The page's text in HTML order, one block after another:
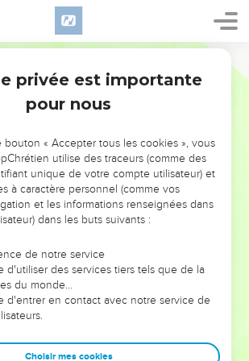
PAS L’ÉVÉNEMENT
DE L’ANNÉE !
POUVAIENT VOUS ÉVITER LES
VOTRES ?
Mais on voit moins les doutes, les erreurs
qu'ils ont traversés, alors même que ce
elles qui les ont façonnés.
leaders, entrepreneurs, et responsables
avec plus de sagesse afin que leurs erreurs
privée est importante
pour nous
bouton « Accepter tous les cookies », vous
utilise des traceurs (comme des
unique de votre compte utilisateur) et
à caractère personnel (comme vos
et les informations renseignées dans
dans les buts suivants :
de notre service
d'utiliser des services tiers tels que de la
du monde…
d'entrer en contact avec notre service de
Choisir mes cookies